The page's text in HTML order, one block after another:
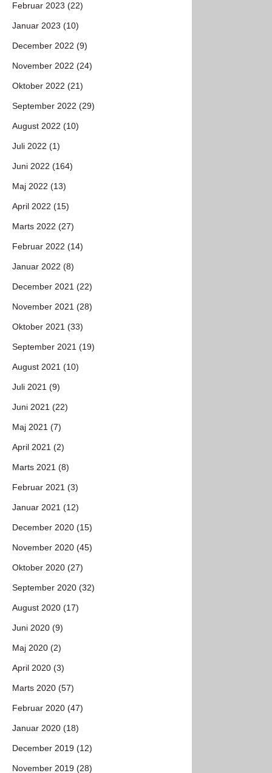
Februar 2023 (22)
Januar 2023 (10)
December 2022 (9)
November 2022 (24)
Oktober 2022 (21)
September 2022 (29)
August 2022 (10)
Juli 2022 (1)
Juni 2022 (164)
Maj 2022 (13)
April 2022 (15)
Marts 2022 (27)
Februar 2022 (14)
Januar 2022 (8)
December 2021 (22)
November 2021 (28)
Oktober 2021 (33)
September 2021 (19)
August 2021 (10)
Juli 2021 (9)
Juni 2021 (22)
Maj 2021 (7)
April 2021 (2)
Marts 2021 (8)
Februar 2021 (3)
Januar 2021 (12)
December 2020 (15)
November 2020 (45)
Oktober 2020 (27)
September 2020 (32)
August 2020 (17)
Juni 2020 (9)
Maj 2020 (2)
April 2020 (3)
Marts 2020 (57)
Februar 2020 (47)
Januar 2020 (18)
December 2019 (12)
November 2019 (28)